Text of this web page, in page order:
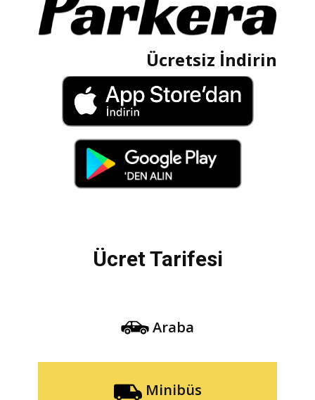
Ücretsiz İndirin
Ücret Tarifesi
Araba
Minibüs